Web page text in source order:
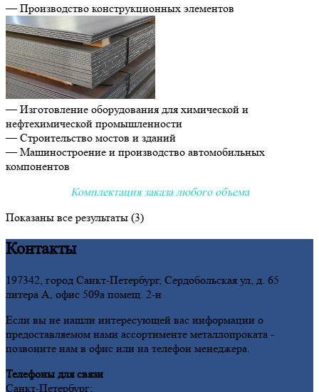
— Производство конструкционных элементов
— Изготовление оборудования для химической и
нефтехимической промышленности
— Строительство мостов и зданий
— Машиностроение и производство автомобильных
компонентов
Комплектация заказа любого объема
Показаны все результаты (3)
Контакты
197342, город Санкт-Петербург, Сердобольская ул, д. 65
литера А, офис 509а помещ. 2-н
Если вы не нашли интересующей вас информации о
предоставляемом нами ассортименте металлопроката -
позвоните нам в офис или на телефон менеджера.
Телефоны для связи
Санкт-Петербург: